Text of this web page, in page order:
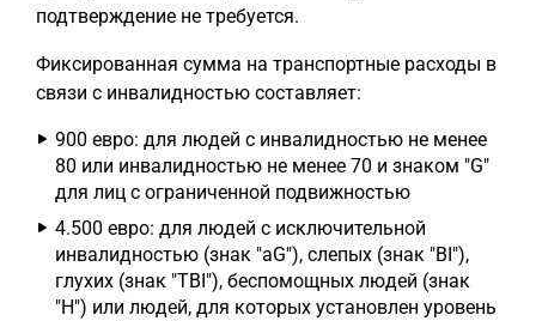
подтверждение не требуется.
Фиксированная сумма на транспортные расходы в
связи с инвалидностью составляет:
900 евро: для людей с инвалидностью не менее
80 или инвалидностью не менее 70 и знаком "G"
для лиц с ограниченной подвижностью
4.500 евро: для людей с исключительной
инвалидностью (знак "aG"), слепых (знак "BI"),
глухих (знак "TBI"), беспомощных людей (знак
"H") или людей, для которых установлен уровень